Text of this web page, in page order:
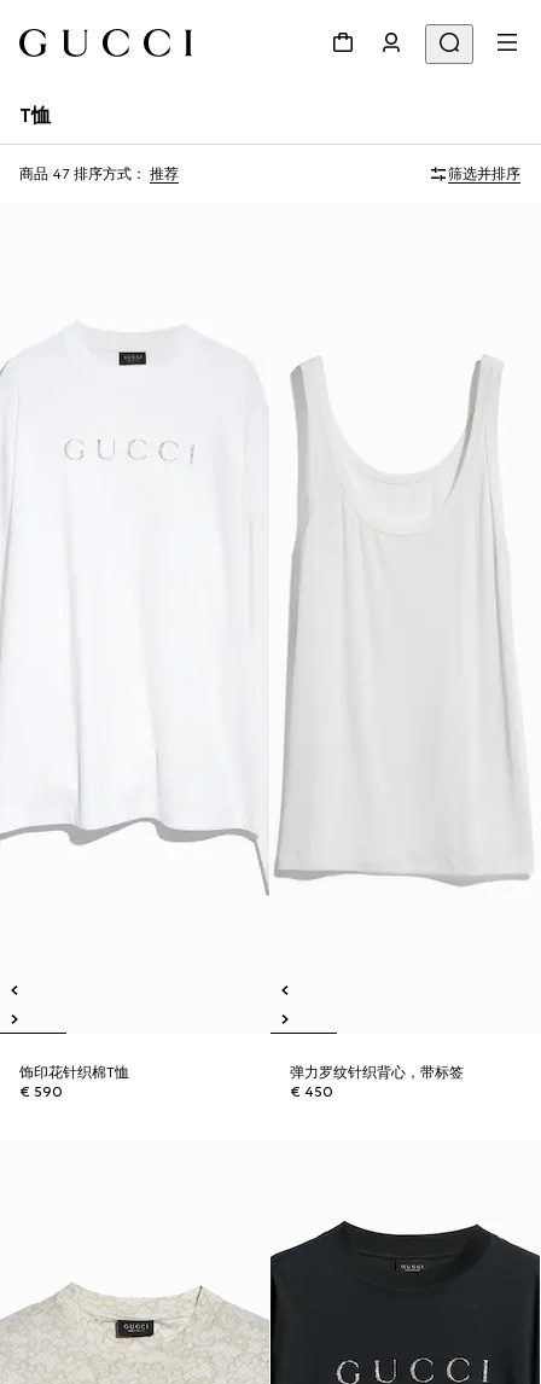
T恤
商品 47 排序方式： 推荐 筛选并排序
饰印花针织棉T恤
€ 590
弹力罗纹针织背心，带标签
€ 450